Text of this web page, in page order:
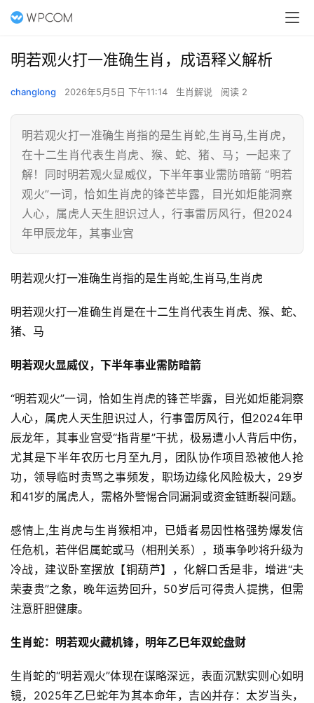
明若观火打一准确生肖，成语释义解析
changlong 2026年5月5日 下午11:14 生肖解说 阅读 2
明若观火打一准确生肖指的是生肖蛇,生肖马,生肖虎，
在十二生肖代表生肖虎、猴、蛇、猪、马；一起来了
解！同时明若观火显威仪，下半年事业需防暗箭 “明若
观火”一词，恰如生肖虎的锋芒毕露，目光如炬能洞察
人心，属虎人天生胆识过人，行事雷厉风行，但2024
年甲辰龙年，其事业宫
明若观火打一准确生肖指的是生肖蛇,生肖马,生肖虎
明若观火打一准确生肖是在十二生肖代表生肖虎、猴、蛇、
猪、马
明若观火显威仪，下半年事业需防暗箭
“明若观火”一词，恰如生肖虎的锋芒毕露，目光如炬能洞察
人心，属虎人天生胆识过人，行事雷厉风行，但2024年甲
辰龙年，其事业宫受“指背星”干扰，极易遭小人背后中伤，
尤其是下半年农历七月至九月，团队协作项目恐被他人抢
功，领导临时责骂之事频发，职场边缘化风险极大，29岁
和41岁的属虎人，需格外警惕合同漏洞或资金链断裂问题。
感情上,生肖虎与生肖猴相冲，已婚者易因性格强势爆发信
任危机，若伴侣属蛇或马（相刑关系），琐事争吵将升级为
冷战，建议卧室摆放【铜葫芦】，化解口舌是非，增进“夫
荣妻贵”之象，晚年运势回升，50岁后可得贵人提携，但需
注意肝胆健康。
生肖蛇：明若观火藏机锋，明年乙巳年双蛇盘财
生肖蛇的“明若观火”体现在谋略深远，表面沉默实则心如明
镜，2025年乙巳蛇年为其本命年，吉凶并存：太岁当头，